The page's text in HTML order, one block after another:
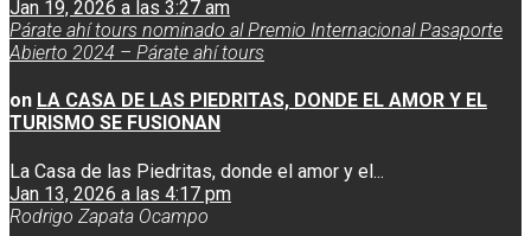
Jan 19, 2026 a las 3:27 am
Párate ahí tours nominado al Premio Internacional Pasaporte
Abierto 2024 – Párate ahí tours
on LA CASA DE LAS PIEDRITAS, DONDE EL AMOR Y EL
TURISMO SE FUSIONAN
La Casa de las Piedritas, donde el amor y el...
Jan 13, 2026 a las 4:17 pm
Rodrigo Zapata Ocampo